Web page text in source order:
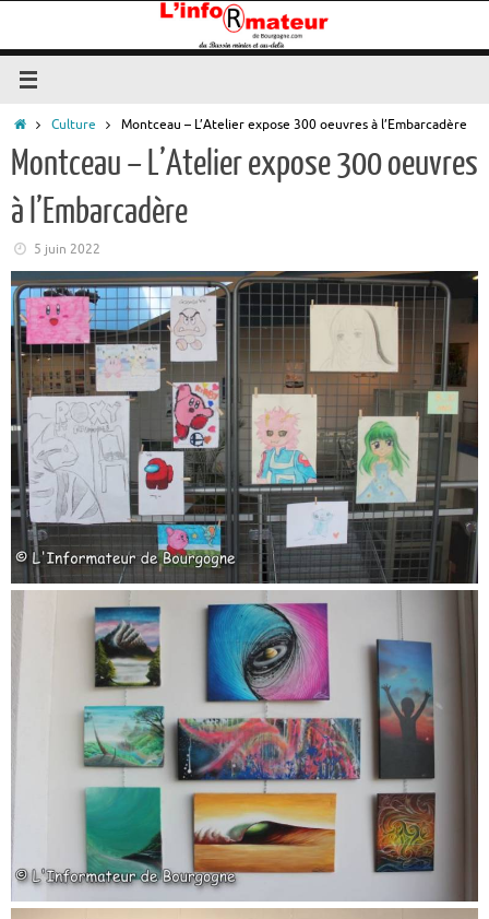
contenu
Accueil
Culture Montceau – L’Atelier expose 300 oeuvres à l’Embarcadère
Montceau – L’Atelier expose 300 oeuvres
à l’Embarcadère
5 juin 2022